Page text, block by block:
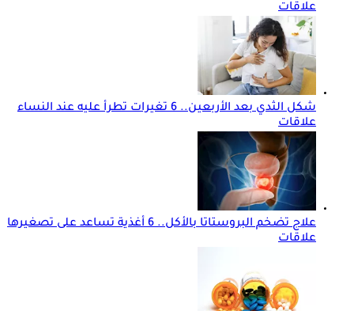
علاقات
شكل الثدي بعد الأربعين.. 6 تغيرات تطرأ عليه عند النساء
علاقات
علاج تضخم البروستاتا بالأكل.. 6 أغذية تساعد على تصغيرها
علاقات